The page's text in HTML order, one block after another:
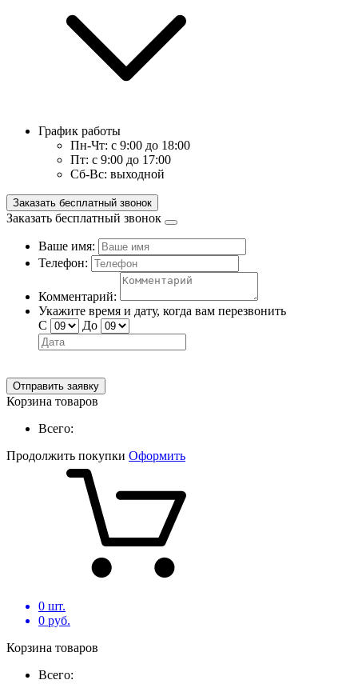
График работы
Пн-Чт: с 9:00 до 18:00
Пт: с 9:00 до 17:00
Сб-Вс: выходной
Заказать бесплатный звонок
Заказать бесплатный звонок
Ваше имя:
Телефон:
Комментарий:
Укажите время и дату, когда вам перезвонить
С
До
Отправить заявку
Корзина товаров
Всего:
Продолжить покупки Оформить
0 шт.
0 руб.
Корзина товаров
Всего: